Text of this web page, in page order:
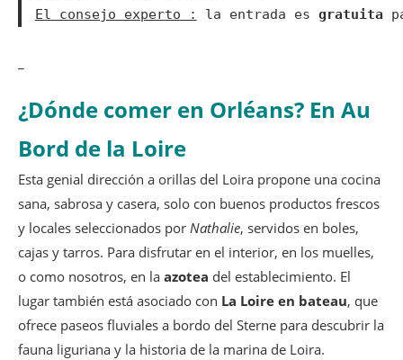
El consejo experto :
la entrada es gratuita
¿Dónde comer en Orléans? En Au
Bord de la Loire
Esta genial dirección a orillas del Loira propone una cocina
sana, sabrosa y casera, solo con buenos productos frescos
y locales seleccionados por Nathalie, servidos en boles,
cajas y tarros. Para disfrutar en el interior, en los muelles,
o como nosotros, en la azotea del establecimiento. El
lugar también está asociado con La Loire en bateau, que
ofrece paseos fluviales a bordo del Sterne para descubrir la
fauna liguriana y la historia de la marina de Loira.